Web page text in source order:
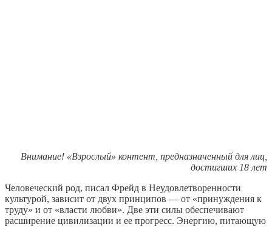
Внимание! «Взрослый» контент, предназначенный для лиц,
достигших 18 лет
Человеческий род, писал Фрейд в Неудовлетворенности
культурой, зависит от двух принципов — от «принуждения к
труду» и от «власти любви». Две эти силы обеспечивают
расширение цивилизации и ее прогресс. Энергию, питающую